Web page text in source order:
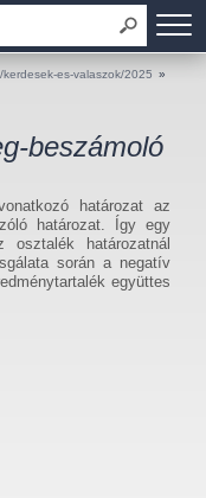
/kerdesek-es-valaszok/2025 »
beszámoló
határozat az
határozat. Így egy
határozatnál
során a negatív
együttes